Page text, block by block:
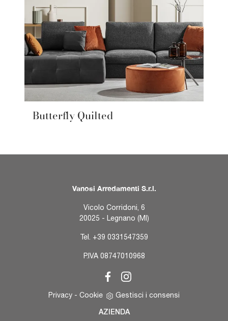
Butterfly Quilted
Vanosi Arredamenti S.r.l.
Vicolo Corridoni, 6
20025 - Legnano (MI)
Tel. +39 0331547359
P.IVA 08747010968
Privacy - Cookie Gestisci i consensi
AZIENDA